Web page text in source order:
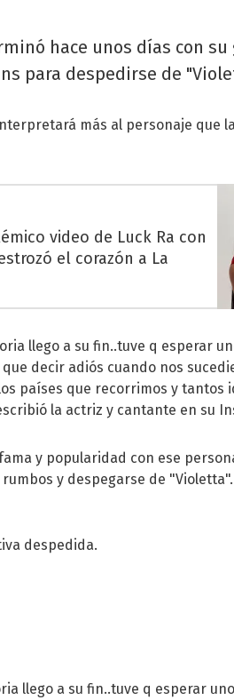
hace unos días con
para despedirse de
más al personaje que
video de Luck Ra con
el corazón a La
llego a su fin..tuve q esperar
decir adiós cuando nos
países que recorrimos y tantos
la actriz y cantante en su
y popularidad con ese
y despegarse de "Violetta".
despedida.
llego a su fin..tuve q esperar